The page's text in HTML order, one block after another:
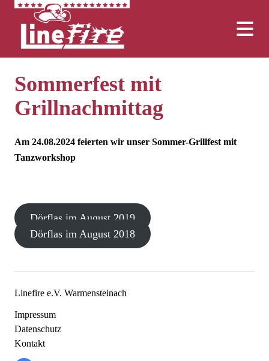
Sommerfest mit
Grillnachmittag
Am 24.08.2024 feierten wir unser Sommer-Grillfest mit
Tanzworkshop
Dörflas im August 2019
Dörflas im August 2018
Linefire e.V. Warmensteinach
Impressum
Datenschutz
Kontakt